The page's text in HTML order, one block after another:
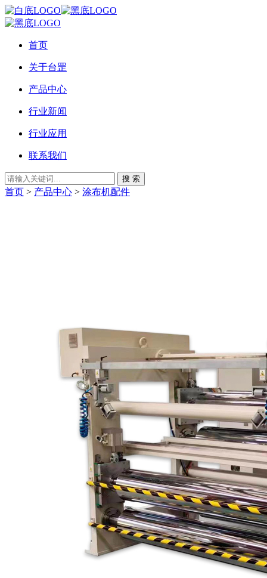
首页
关于台罡
产品中心
行业新闻
行业应用
联系我们
搜 索
首页 > 产品中心 > 涂布机配件